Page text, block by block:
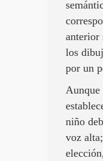
anterior
los
por un
Aunque
niño
voz